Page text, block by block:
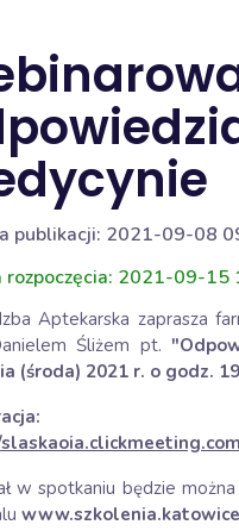
publikacji: 2021-09-08
rozpoczęcia: 2021-09-15
Aptekarska zaprasza
Śliżem pt.
(środa) 2021 r. o godz.
w spotkaniu będzie